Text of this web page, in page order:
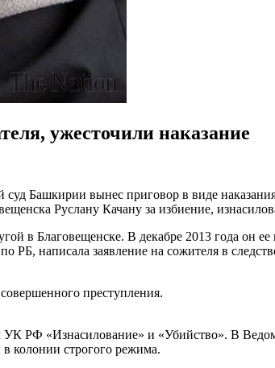
ужесточили наказание
Башкирии вынес приговор в виде
Руслану Качану за избиение,
в Благовещенске. В декабре 2013 года он ее
написала заявление на сожителя в
преступления.
РФ «Изнасилование» и «Убийство». В
колонии строгого режима.